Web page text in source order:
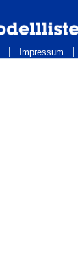
Impressum